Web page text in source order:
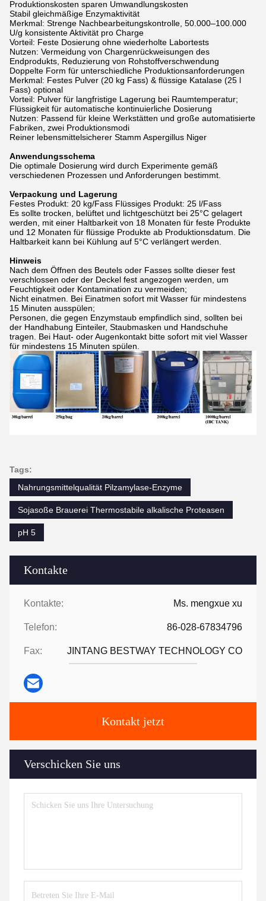
Kontakte
Kontakte: Ms. mengxue xu
Telefon: 86-028-67834796
Fax: JINTANG BESTWAY TECHNOLOGY CO
Kontakt jetzt
Verschicken Sie uns
Produktionskosten sparen Umwandlungskosten
Stabil gleichmäßige Enzymaktivität
Merkmal: Strenge Nachbearbeitungskontrolle, 50.000–100.000
U/g konsistente Aktivität pro Charge
Vorteil: Feste Dosierung ohne wiederholte Labortests
Nutzen: Vermeidung von Chargenrückweisungen des
Endprodukts, Reduzierung von Rohstoffverschwendung
Doppelte Form für unterschiedliche Produktionsanforderungen
Merkmal: Festes Pulver (20 kg Fass) & flüssige Katalase (25 l
Fass) optional
Vorteil: Pulver für langfristige Lagerung bei Raumtemperatur;
Flüssigkeit für automatische kontinuierliche Dosierung
Nutzen: Passend für kleine Werkstätten und große automatisierte
Fabriken, zwei Produktionsmodi
Reiner lebensmittelsicherer Stamm Aspergillus Niger
Anwendungsschema
Die optimale Dosierung wird durch Experimente gemäß
verschiedenen Prozessen und Anforderungen bestimmt.
Verpackung und Lagerung
Festes Produkt: 20 kg/Fass Flüssiges Produkt: 25 l/Fass
Es sollte trocken, belüftet und lichtgeschützt bei 25°C gelagert
werden, mit einer Haltbarkeit von 18 Monaten für feste Produkte
und 12 Monaten für flüssige Produkte ab Produktionsdatum. Die
Haltbarkeit kann bei Kühlung auf 5°C verlängert werden.
Hinweis
Nach dem Öffnen des Beutels oder Fasses sollte dieser fest
verschlossen oder der Deckel fest angezogen werden, um
Feuchtigkeit oder Kontamination zu vermeiden;
Nicht einatmen. Bei Einatmen sofort mit Wasser für mindestens
15 Minuten ausspülen;
Personen, die gegen Enzymstaub empfindlich sind, sollten bei
der Handhabung Einteiler, Staubmasken und Handschuhe
tragen. Bei Haut- oder Augenkontakt bitte sofort mit viel Wasser
für mindestens 15 Minuten spülen.
Tags:
Nahrungsmittelqualität Pilzamylase-Enzyme
Sojasoße Brauerei Thermostabile alkalische Proteasen
pH 5